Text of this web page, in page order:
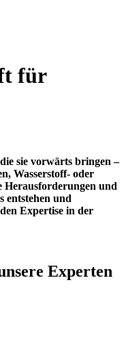
für
sie vorwärts bringen –
Wasserstoff- oder
und
entstehen und
Expertise in der
Experten